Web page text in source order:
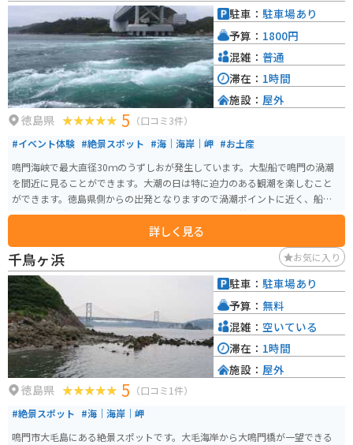
ぴったりです。 バイクで訪れる場合、道の駅には広々とした駐車場が完備さ
れているので安心です。周辺には、風光明媚な海岸線を走るルートも多いた
め、ツーリングの休憩スポットとしても最適です。
徳島県 5 （口コミ3件）
#イベント体験 #絶景スポット #海｜海岸｜岬 #お土産
鳴門海峡で最大直径30ｍのうずしおが発生しています。大型船で鳴門の渦潮
を間近に見ることができます。大潮の日は特に迫力のある観潮を楽しむこと
ができます。徳島県側からの出発となりますので渦潮ポイントに近く、船に
乗っている時間も短めとなります。上から見下ろせる船「わんだーなると」
と、水中から見る「アクアエディ」があります。
詳しく見る
駐車： 駐車場あり
予算： 1800円
混雑： 普通
滞在： 1時間
施設： 屋外
千鳥ヶ浜 お気に入り
徳島県 5 （口コミ1件）
#絶景スポット #海｜海岸｜岬
鳴門市大毛島にある絶景スポットです。大毛海岸から大鳴門橋が一望できる
駐車： 駐車場あり
予算： 無料
混雑： 空いている
滞在： 1時間
施設： 屋外